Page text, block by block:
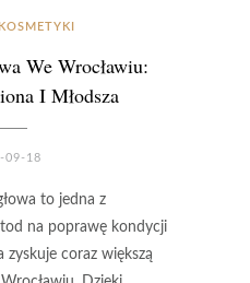
We Wrocławiu:
I Młodsza
09-18
to jedna z
na poprawę kondycji
zyskuje coraz większą